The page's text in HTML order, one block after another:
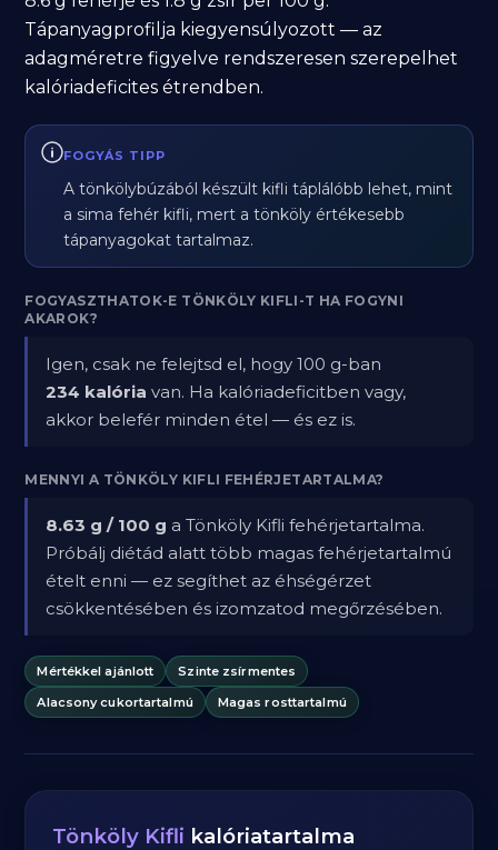
Tápanyagprofilja kiegyensúlyozott — az
adagméretre figyelve rendszeresen szerepelhet
kalóriadeficites étrendben.
FOGYÁS TIPP
A tönkölybúzából készült kifli táplálóbb lehet, mint
a sima fehér kifli, mert a tönköly értékesebb
tápanyagokat tartalmaz.
FOGYASZTHATOK-E TÖNKÖLY KIFLI-T HA FOGYNI
AKAROK?
Igen, csak ne felejtsd el, hogy 100 g-ban
234 kalória van. Ha kalóriadeficitben vagy,
akkor belefér minden étel — és ez is.
MENNYI A TÖNKÖLY KIFLI FEHÉRJETARTALMA?
8.63 g / 100 g a Tönköly Kifli fehérjetartalma.
Próbálj diétád alatt több magas fehérjetartalmú
ételt enni — ez segíthet az éhségérzet
csökkentésében és izomzatod megőrzésében.
Mértékkel ajánlott
Szinte zsírmentes
Alacsony cukortartalmú
Magas rosttartalmú
Tönköly Kifli kalóriatartalma